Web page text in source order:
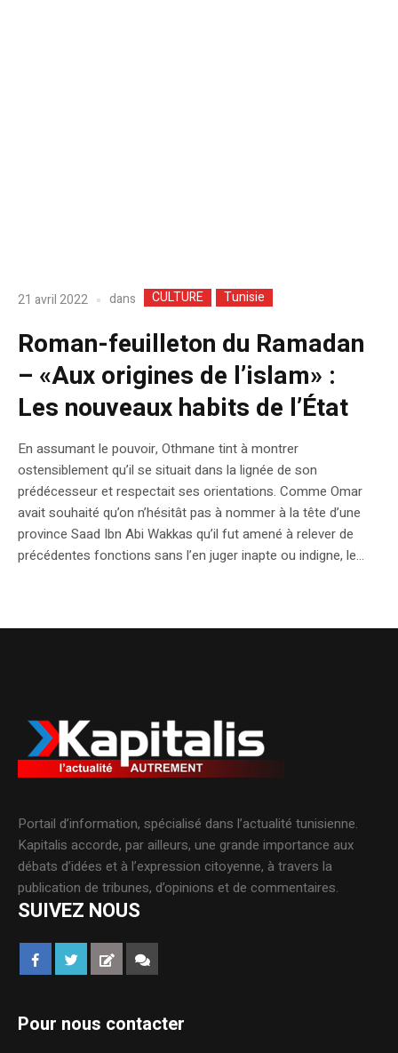
21 avril 2022 dans CULTURE Tunisie
Roman-feuilleton du Ramadan
– «Aux origines de l’islam» :
Les nouveaux habits de l’État
En assumant le pouvoir, Othmane tint à montrer
ostensiblement qu’il se situait dans la lignée de son
prédécesseur et respectait ses orientations. Comme Omar
avait souhaité qu’on n’hésitât pas à nommer à la tête d’une
province Saad Ibn Abi Wakkas qu’il fut amené à relever de
précédentes fonctions sans l’en juger inapte ou indigne, le...
Portail d’information, spécialisé dans l’actualité tunisienne.
Kapitalis accorde, par ailleurs, une grande importance aux
débats d’idées et à l’expression citoyenne, à travers la
publication de tribunes, d’opinions et de commentaires.
SUIVEZ NOUS
Pour nous contacter